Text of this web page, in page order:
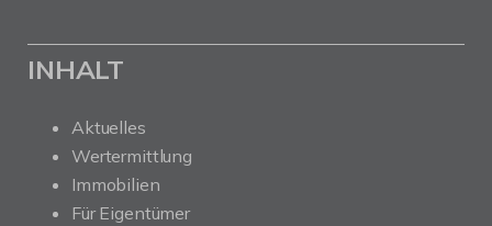
INHALT
Aktuelles
Wertermittlung
Immobilien
Für Eigentümer